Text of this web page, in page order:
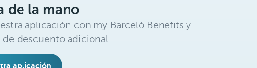
de la mano
aplicación con my Barceló Benefits y
descuento adicional.
aplicación